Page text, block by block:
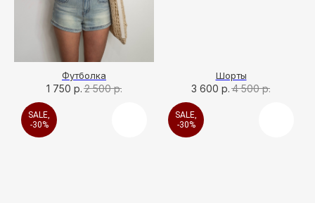
Футболка
1 750 р. 2 500 р.
Шорты
3 600 р. 4 500 р.
SALE,
-30%
SALE,
-30%